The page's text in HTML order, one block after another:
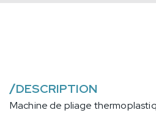
/DESCRIPTION
Machine de pliage